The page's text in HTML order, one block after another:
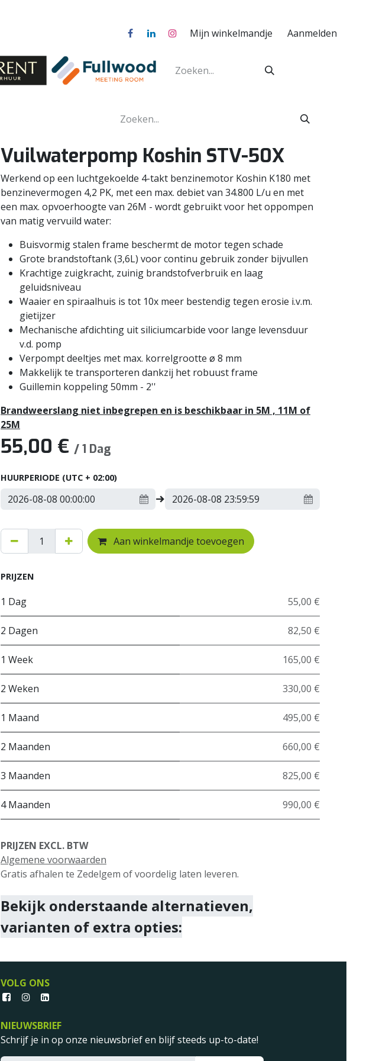
Mijn winkelmandje Aanmelden
Vuilwaterpomp Koshin STV-50X
Werkend op een luchtgekoelde 4-takt benzinemotor Koshin K180 met
benzinevermogen 4,2 PK, met een max. debiet van 34.800 L/u en met
een max. opvoerhoogte van 26M - wordt gebruikt voor het oppompen
van matig vervuild water:
Buisvormig stalen frame beschermt de motor tegen schade
Grote brandstoftank (3,6L) voor continu gebruik zonder bijvullen
Krachtige zuigkracht, zuinig brandstofverbruik en laag
geluidsniveau
Waaier en spiraalhuis is tot 10x meer bestendig tegen erosie i.v.m.
gietijzer
Mechanische afdichting uit siliciumcarbide voor lange levensduur
v.d. pomp
Verpompt deeltjes met max. korrelgrootte ø 8 mm
Makkelijk te transporteren dankzij het robuust frame
Guillemin koppeling 50mm - 2''
Brandweerslang niet inbegrepen en is beschikbaar in 5M , 11M of
25M
55,00 € /1 Dag
HUURPERIODE (UTC + 02:00)
Aan winkelmandje toevoegen
PRIJZEN
1 Dag 55,00 €
2 Dagen 82,50 €
1 Week 165,00 €
2 Weken 330,00 €
1 Maand 495,00 €
2 Maanden 660,00 €
3 Maanden 825,00 €
4 Maanden 990,00 €
PRIJZEN EXCL. BTW
Algemene voorwaarden
Gratis afhalen te Zedelgem of voordelig laten leveren.
Bekijk onderstaande alternatieven,
varianten of extra opties:
VOLG ONS
NIEUWSBRIEF
Schrijf je in op onze nieuwsbrief en blijf steeds up-to-date!